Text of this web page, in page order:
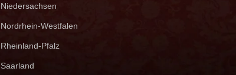
Niedersachsen
Nordrhein-Westfalen
Rheinland-Pfalz
Saarland